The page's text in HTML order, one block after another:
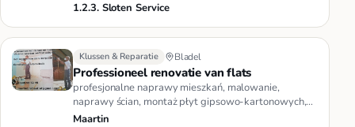
sloten kunt u een beroep …
1.2.3. Sloten Service
Klussen & Reparatie Bladel
Professioneel renovatie van flats
profesjonalne naprawy mieszkań, malowanie,
naprawy ścian, montaż płyt gipsowo-kartonowych,
panele podłogowe, kamień deko…
Maartin